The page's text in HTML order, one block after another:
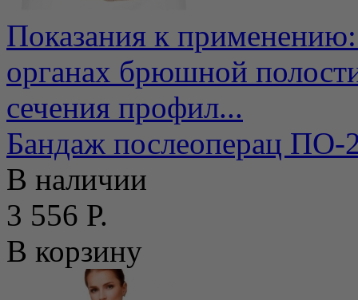
Показания к
органах брюшной
сечения профил...
Бандаж послеоперац ПО-
В наличии
3 556 Р.
В корзину